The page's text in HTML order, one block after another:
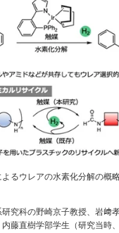
るウレアの水素化分解の概
究科の野崎京子教授、岩﨑
藤直樹学部学生（研究当時